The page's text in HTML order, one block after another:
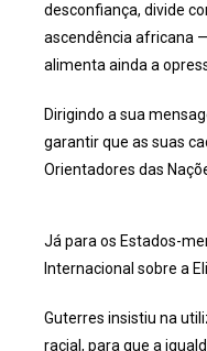
desconfiança, divide
ascendência africana
alimenta ainda a
Dirigindo a sua
garantir que as suas
Orientadores das
Já para os Estados-
Internacional sobre a
Guterres insistiu na
racial, para que a